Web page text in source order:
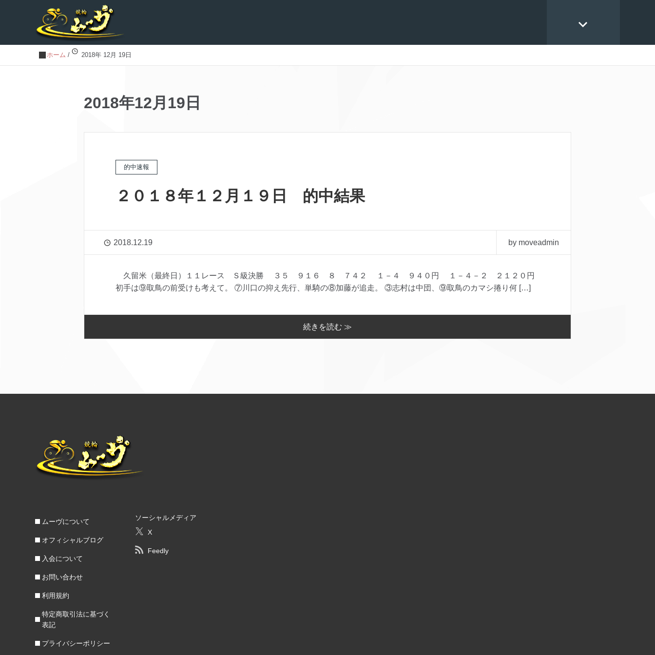
ホーム / 2018年 12月 19日
2018年12月19日
的中速報
２０１８年１２月１９日 的中結果
2018.12.19 by moveadmin
久留米（最終日）１１レース Ｓ級決勝 ３５ ９１６ ８ ７４２ １－４ ９４０円 １－４－２ ２１２０円
初手は⑨取鳥の前受けも考えて。 ⑦川口の抑え先行、単騎の⑧加藤が追走。 ③志村は中団、⑨取鳥のカマシ捲り何 […]
続きを読む ≫
ムーヴについて
オフィシャルブログ
入会について
お問い合わせ
利用規約
特定商取引法に基づく
表記
プライバシーポリシー
ソーシャルメディア
X
Feedly